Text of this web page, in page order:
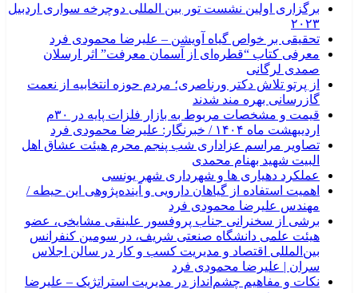
برگزاری اولین نشست تور بین المللی دوچرخه سواری اردبیل
۲۰۲۳
تحقیقی بر خواص گیاه آویشن – علیرضا محمودی فرد
معرفی کتاب “قطره‌ای از آسمان معرفت” اثر ارسلان
صمدی لرگانی
از پرتو تلاش دکتر ورناصری؛ مردم حوزه انتخابیه از نعمت
گازرسانی بهره مند شدند
قیمت و مشخصات مربوط به بازار فلزات پایه در ۳۰م
اردیبهشت ماه ۱۴۰۴ / خبرنگار: علیرضا محمودی فرد
تصاویر مراسم عزاداری شب پنجم محرم هیئت عشاق اهل
البیت شهید بهنام محمدی
عملکرد دهیاری ها و شهرداری شهر یونسی
اهمیت استفاده از گیاهان دارویی و آینده‌پژوهی این حیطه /
مهندس علیرضا محمودی فرد
برشی از سخنرانی جناب پروفسور علینقی مشایخی، عضو
هیئت علمی دانشگاه صنعتی شریف، در سومین کنفرانس
بین‌المللی اقتصاد و مدیریت کسب و کار در سالن اجلاس
سران | علیرضا محمودی فرد
نکات و مفاهیم چشم‌انداز در مدیریت استراتژیک – علیرضا